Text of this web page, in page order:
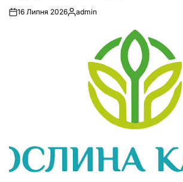
16 Липня 2026Опубліковано
admin